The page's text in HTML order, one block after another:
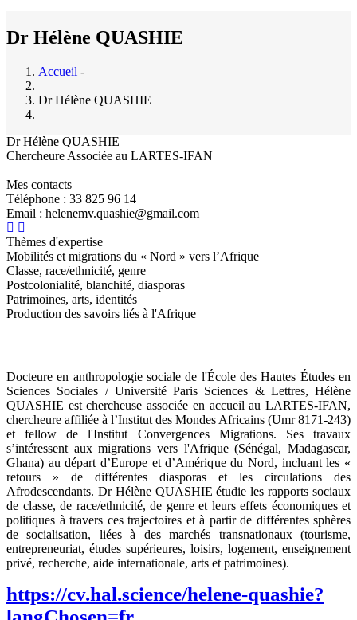
Dr Hélène QUASHIE
Accueil -
Dr Hélène QUASHIE
Dr Hélène QUASHIE
Chercheure Associée au LARTES-IFAN
Mes contacts
Téléphone : 33 825 96 14
Email : helenemv.quashie@gmail.com
Thèmes d'expertise
Mobilités et migrations du « Nord » vers l’Afrique
Classe, race/ethnicité, genre
Postcolonialité, blanchité, diasporas
Patrimoines, arts, identités
Production des savoirs liés à l'Afrique
Docteure en anthropologie sociale de l'École des Hautes Études en
Sciences Sociales / Université Paris Sciences & Lettres, Hélène
QUASHIE est chercheuse associée en accueil au LARTES-IFAN,
chercheure affiliée à l’Institut des Mondes Africains (Umr 8171-243)
et fellow de l'Institut Convergences Migrations. Ses travaux
s’intéressent aux migrations vers l'Afrique (Sénégal, Madagascar,
Ghana) au départ d’Europe et d’Amérique du Nord, incluant les «
retours » de différentes diasporas et les circulations des
Afrodescendants. Dr Hélène QUASHIE étudie les rapports sociaux
de classe, de race/ethnicité, de genre et leurs effets économiques et
politiques à travers ces trajectoires et à partir de différentes sphères
de socialisation, liées à des marchés transnationaux (tourisme,
entrepreneuriat, études supérieures, loisirs, logement, enseignement
privé, recherche, aide internationale, arts et patrimoines).
https://cv.hal.science/helene-quashie?